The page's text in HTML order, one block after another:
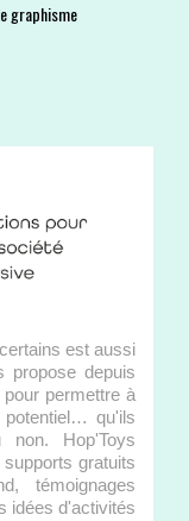
graphisme
est aussi
propose depuis
permettre à
potentiel… qu'ils
Hop'Toys
gratuits
témoignages
idées d'activités